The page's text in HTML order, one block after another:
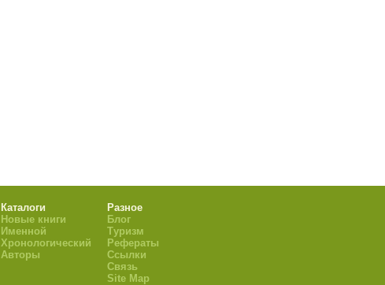
Каталоги
Новые книги
Именной
Хронологический
Авторы
Разное
Блог
Туризм
Рефераты
Ссылки
Связь
Site Map